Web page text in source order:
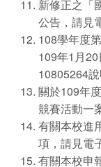
新修正之「
公告，請見
108學年度
109年1月
10805264說
關於109年
競賽活動一
有關本校進
項，請見電
有關本校申